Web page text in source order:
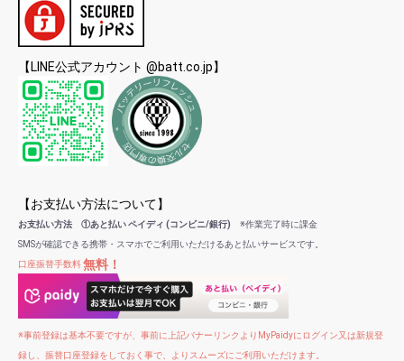
【LINE公式アカウント @batt.co.jp】
【お支払い方法について】
お支払い方法 ①あと払い ペイディ (コンビニ/銀行) ※作業完了時に課金
SMSが確認できる携帯・スマホでご利用いただけるあと払いサービスです。
口座振替手数料無料！
※事前登録は基本不要ですが、事前に上記バナーリンクよりMyPaidyにログイン又は新規登
録し、振替口座登録をしておく事で、よりスムーズにご利用いただけます。